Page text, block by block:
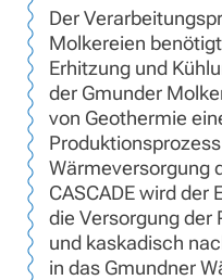
Der
Molkereien
Erhitzung und
der Gmunder
von Geothermie
Wärmeversorgung
CASCADE wird der
die Versorgung der
und kaskadisch
in das Gmundner